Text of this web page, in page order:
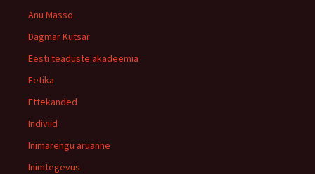
Anu Masso
Dagmar Kutsar
Eesti teaduste akadeemia
Eetika
Ettekanded
Indiviid
Inimarengu aruanne
Inimtegevus